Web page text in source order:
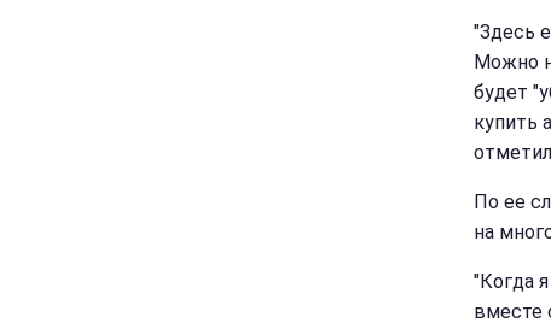
"Здесь
Можно
будет
купить
По ее
на
"Когда
вместе